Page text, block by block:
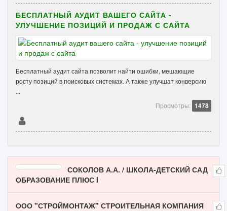
БЕСПЛАТНЫЙ АУДИТ ВАШЕГО САЙТА -
УЛУЧШЕНИЕ ПОЗИЦИЙ И ПРОДАЖ С САЙТА
Бесплатный аудит сайта позволит найти ошибки, мешающие
росту позиций в поисковых системах. А также улучшат конверсию
...
Просмотры: 1478
СОКОЛОВ А.А. / ШКОЛА-ДЕТСКИЙ САД
ОБРАЗОВАНИЕ ПЛЮС I
ООО "СТРОЙМОНТАЖ" СТРОИТЕЛЬНАЯ КОМПАНИЯ